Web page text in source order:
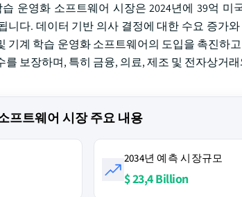
운영화 소프트웨어 시장은 2024년에 39억 미
니다. 데이터 기반 의사 결정에 대한 수요 증가
기계 학습 운영화 소프트웨어의 도입을 촉진하
를 보장하며, 특히 금융, 의료, 제조 및 전자상거
프트웨어 시장 주요 내용
2034년 예측 시장규모
$ 23,4 Billion